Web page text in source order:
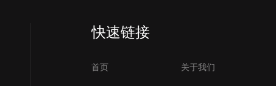
快速链接
首页 关于我们